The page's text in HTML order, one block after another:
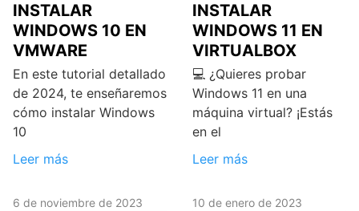
INSTALAR
WINDOWS 10 EN
VMWARE
En este tutorial detallado
de 2024, te enseñaremos
cómo instalar Windows
10
Leer más
INSTALAR
WINDOWS 11 EN
VIRTUALBOX
💻 ¿Quieres probar
Windows 11 en una
máquina virtual? ¡Estás
en el
Leer más
6 de noviembre de 2023 10 de enero de 2023